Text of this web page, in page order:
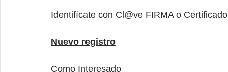
Identifícate con Cl@ve FIRMA o
Nuevo registro
Como Interesado